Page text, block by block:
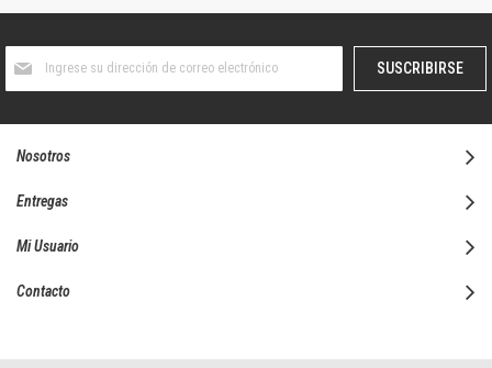
boletín
SUSCRIBIRSE
Nosotros
Entregas
Mi Usuario
Contacto